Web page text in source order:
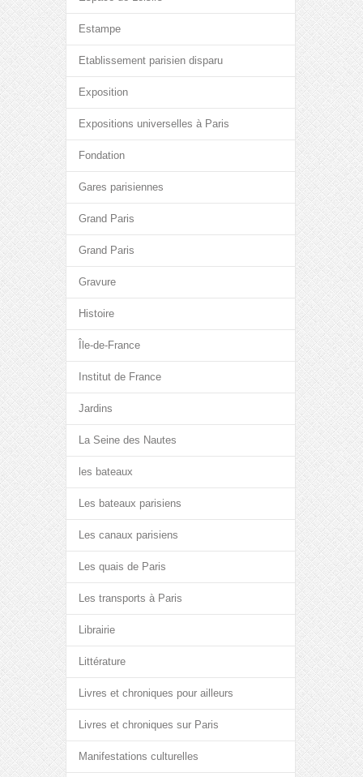
Estampe
Etablissement parisien disparu
Exposition
Expositions universelles à Paris
Fondation
Gares parisiennes
Grand Paris
Grand Paris
Gravure
Histoire
Île-de-France
Institut de France
Jardins
La Seine des Nautes
les bateaux
Les bateaux parisiens
Les canaux parisiens
Les quais de Paris
Les transports à Paris
Librairie
Littérature
Livres et chroniques pour ailleurs
Livres et chroniques sur Paris
Manifestations culturelles